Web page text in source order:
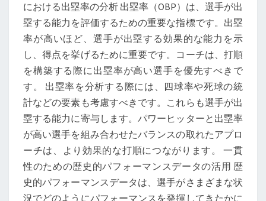
における出塁率の分析 出塁率（OBP）は、選手が出
塁する能力を評価するための重要な指標です。出塁
率が高いほど、選手が出塁する効果的な能力を示
し、得点を挙げるために重要です。コーチは、打順
を構築する際に出塁率が高い選手を優先すべきで
す。 出塁率を分析する際には、四球率や死球の統
計などの要素も考慮すべきです。これらも選手が出
塁する能力に寄与します。パワーヒッターと出塁率
が高い選手を組み合わせたバランスの取れたアプロ
ーチは、より効果的な打順につながります。 一貫
性のための歴史的パフォーマンスデータの活用 歴
史的パフォーマンスデータは、選手がさまざまな状
況でどのようにパフォーマンスを発揮してきたかに